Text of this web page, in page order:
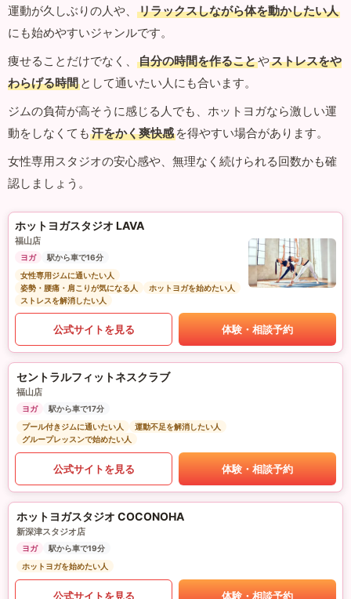
運動が久しぶりの人や、
リラックスしながら体を動かしたい人
にも始めやすいジャンルです。
痩せることだけでなく、
自分の時間を作ることやストレスをや
わらげる時間 として通いたい人にも合います。
ジムの負荷が高そうに感じる人でも、ホットヨガなら激しい運
動をしなくても 汗をかく爽快感 を得やすい場合があります。
女性専用スタジオの安心感や、無理なく続けられる回数かも確
認しましょう。
ホットヨガスタジオ LAVA
福山店
ヨガ
駅から車で16分
女性専用ジムに通いたい人
姿勢・腰痛・肩こりが気になる人
ホットヨガを始めたい人
ストレスを解消したい人
公式サイトを見る 体験・相談予約
セントラルフィットネスクラブ
福山店
ヨガ
駅から車で17分
プール付きジムに通いたい人
運動不足を解消したい人
グループレッスンで始めたい人
公式サイトを見る 体験・相談予約
ホットヨガスタジオ COCONOHA
新深津スタジオ店
ヨガ
駅から車で19分
ホットヨガを始めたい人
公式サイトを見る 体験・相談予約